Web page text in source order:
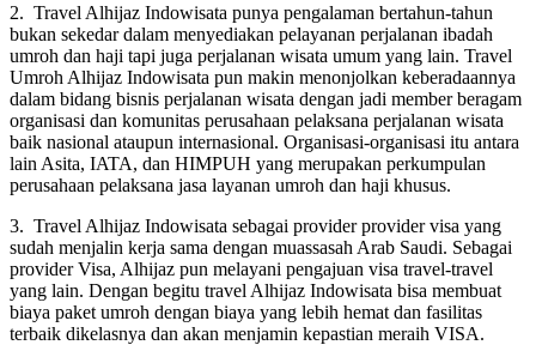
2. Travel Alhijaz Indowisata punya pengalaman bertahun-tahun
bukan sekedar dalam menyediakan pelayanan perjalanan ibadah
umroh dan haji tapi juga perjalanan wisata umum yang lain. Travel
Umroh Alhijaz Indowisata pun makin menonjolkan keberadaannya
dalam bidang bisnis perjalanan wisata dengan jadi member beragam
organisasi dan komunitas perusahaan pelaksana perjalanan wisata
baik nasional ataupun internasional. Organisasi-organisasi itu antara
lain Asita, IATA, dan HIMPUH yang merupakan perkumpulan
perusahaan pelaksana jasa layanan umroh dan haji khusus.
3. Travel Alhijaz Indowisata sebagai provider provider visa yang
sudah menjalin kerja sama dengan muassasah Arab Saudi. Sebagai
provider Visa, Alhijaz pun melayani pengajuan visa travel-travel
yang lain. Dengan begitu travel Alhijaz Indowisata bisa membuat
biaya paket umroh dengan biaya yang lebih hemat dan fasilitas
terbaik dikelasnya dan akan menjamin kepastian meraih VISA.